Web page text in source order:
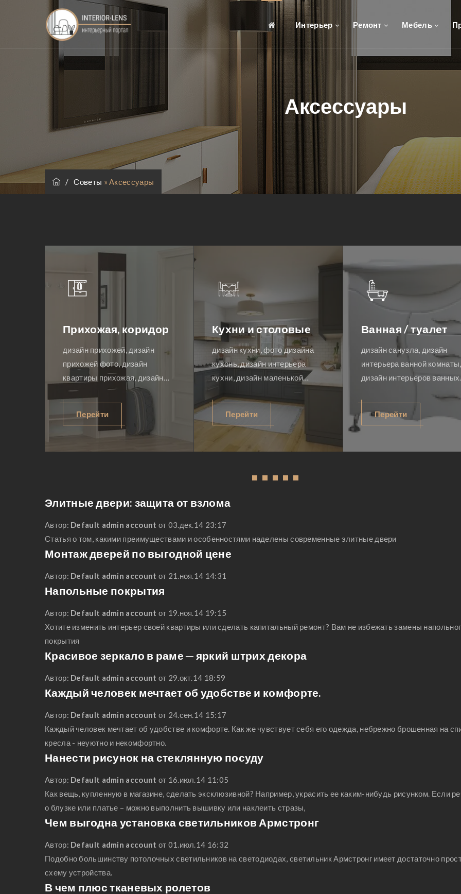
Интерьер Ремонт Мебель
Аксессуары
/ Советы »Аксессуары
Ванная / туалет
дизайн санузла, дизайн
интерьера ванной комнаты,
дизайн интерьеров ванных
комнат, дизайн интерьера
ванная, туалеты дизайн,
дизайн туалета фото, дизайн
совмещенного санузла,
Детская комната
дизайн детской, дизайн
детской комнаты, дизайн
интерьеров детских комнат,
интерьера детской, детский
дизайн, дизайн детской
девочки комнаты, комнаты
Перейти
Спальни
дизайн спальни фото, дизайн
квартир спальни, дизайн
интерьера спальни, дизайн
фотографии, дизайн проект
спальни, дизайн маленькой
спальни, дизайн потолка
спальни, дизайн спальни
Перейти
Элитные двери: защита от взлома
Автор: Default admin account от 03.дек.14 23:17
Статья о том, какими преимуществами и особенностями наделены современные элитные двери
Монтаж дверей по выгодной цене
Автор: Default admin account от 21.ноя.14 14:31
Напольные покрытия
Автор: Default admin account от 19.ноя.14 19:15
Хотите изменить интерьер своей квартиры или сделать капитальный ремонт? Вам не избежать замены
покрытия
Красивое зеркало в раме ─ яркий штрих декора
Автор: Default admin account от 29.окт.14 18:59
Каждый человек мечтает об удобстве и комфорте.
Автор: Default admin account от 24.сен.14 15:17
Каждый человек мечтает об удобстве и комфорте. Как же чувствует себя его одежда, небрежно брошенная на
кресла - неуютно и некомфортно.
Нанести рисунок на стеклянную посуду
Автор: Default admin account от 16.июл.14 11:05
Как вещь, купленную в магазине, сделать эксклюзивной? Например, украсить ее каким-нибудь рисунком. Если
о блузке или платье – можно выполнить вышивку или наклеить стразы,
Чем выгодна установка светильников Армстронг
Автор: Default admin account от 01.июл.14 16:32
Подобно большинству потолочных светильников на светодиодах, светильник Армстронг имеет достаточно
схему устройства.
В чем плюс тканевых ролетов